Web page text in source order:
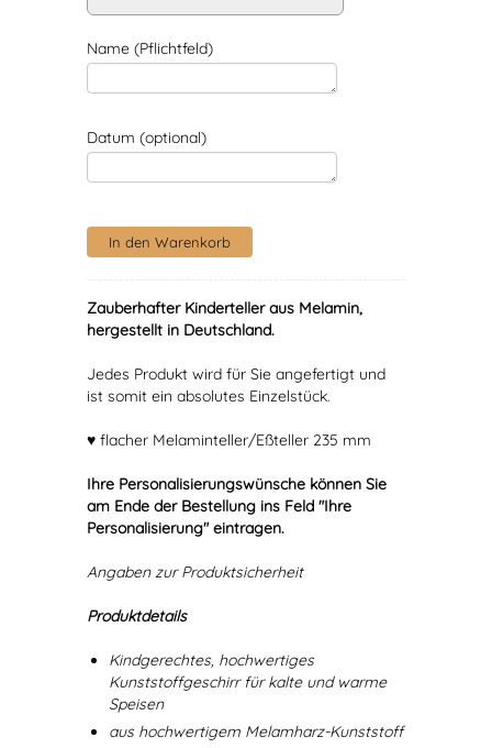
Name (Pflichtfeld)
Datum (optional)
Zauberhafter Kinderteller aus Melamin,
hergestellt in Deutschland.
Jedes Produkt wird für Sie angefertigt und
ist somit ein absolutes Einzelstück.
♥ flacher Melaminteller/Eßteller 235 mm
Ihre Personalisierungswünsche können Sie
am Ende der Bestellung ins Feld "Ihre
Personalisierung" eintragen.
Angaben zur Produktsicherheit
Produktdetails
Kindgerechtes, hochwertiges
Kunststoffgeschirr für kalte und warme
Speisen
aus hochwertigem Melamharz-Kunststoff